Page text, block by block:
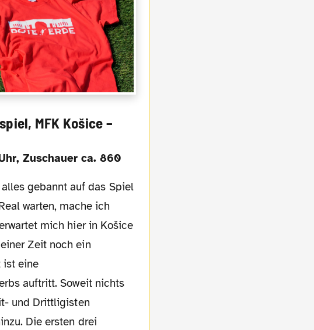
MFK Košice –
Zuschauer ca. 860
warten, mache ich
mich hier in Košice
Zeit noch ein
ist eine
auftritt. Soweit nichts
und Drittligisten
Die ersten drei